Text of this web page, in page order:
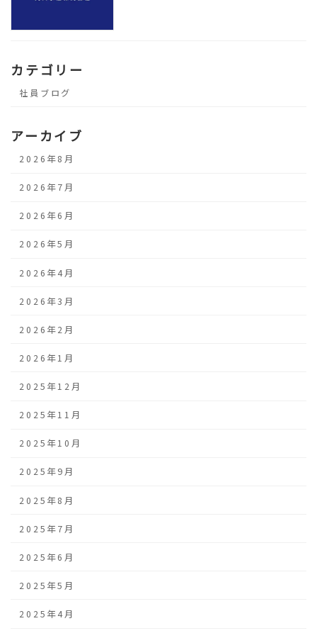
カテゴリー
社員ブログ
アーカイブ
2026年8月
2026年7月
2026年6月
2026年5月
2026年4月
2026年3月
2026年2月
2026年1月
2025年12月
2025年11月
2025年10月
2025年9月
2025年8月
2025年7月
2025年6月
2025年5月
2025年4月